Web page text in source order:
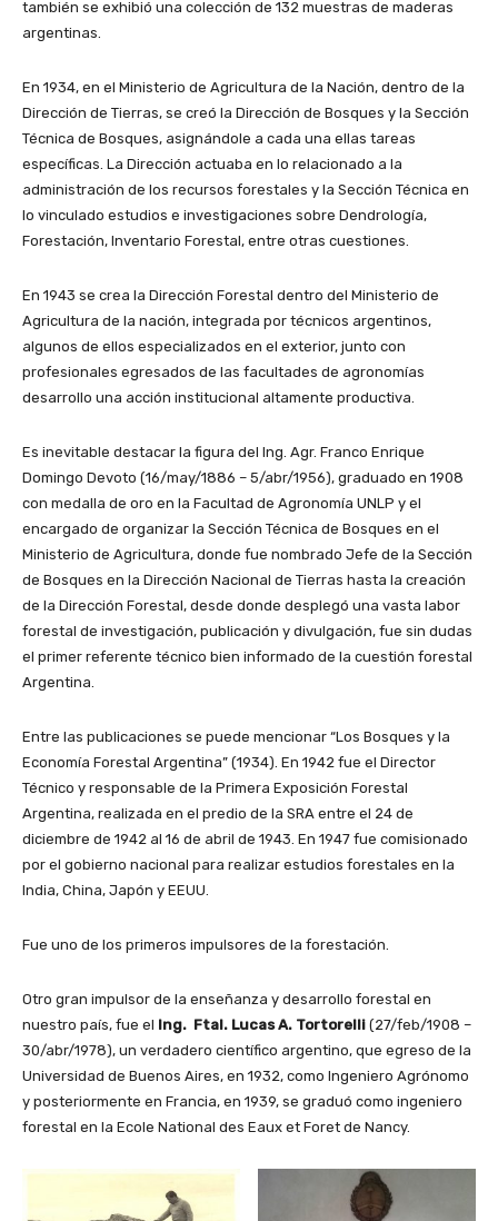
también se exhibió una colección de 132 muestras de maderas
argentinas.
En 1934, en el Ministerio de Agricultura de la Nación, dentro de la
Dirección de Tierras, se creó la Dirección de Bosques y la Sección
Técnica de Bosques, asignándole a cada una ellas tareas
específicas. La Dirección actuaba en lo relacionado a la
administración de los recursos forestales y la Sección Técnica en
lo vinculado estudios e investigaciones sobre Dendrología,
Forestación, Inventario Forestal, entre otras cuestiones.
En 1943 se crea la Dirección Forestal dentro del Ministerio de
Agricultura de la nación, integrada por técnicos argentinos,
algunos de ellos especializados en el exterior, junto con
profesionales egresados de las facultades de agronomías
desarrollo una acción institucional altamente productiva.
Es inevitable destacar la figura del Ing. Agr. Franco Enrique
Domingo Devoto (16/may/1886 – 5/abr/1956), graduado en 1908
con medalla de oro en la Facultad de Agronomía UNLP y el
encargado de organizar la Sección Técnica de Bosques en el
Ministerio de Agricultura, donde fue nombrado Jefe de la Sección
de Bosques en la Dirección Nacional de Tierras hasta la creación
de la Dirección Forestal, desde donde desplegó una vasta labor
forestal de investigación, publicación y divulgación, fue sin dudas
el primer referente técnico bien informado de la cuestión forestal
Argentina.
Entre las publicaciones se puede mencionar “Los Bosques y la
Economía Forestal Argentina” (1934). En 1942 fue el Director
Técnico y responsable de la Primera Exposición Forestal
Argentina, realizada en el predio de la SRA entre el 24 de
diciembre de 1942 al 16 de abril de 1943. En 1947 fue comisionado
por el gobierno nacional para realizar estudios forestales en la
India, China, Japón y EEUU.
Fue uno de los primeros impulsores de la forestación.
Otro gran impulsor de la enseñanza y desarrollo forestal en
nuestro país, fue el Ing. Ftal. Lucas A. Tortorelli (27/feb/1908 –
30/abr/1978), un verdadero científico argentino, que egreso de la
Universidad de Buenos Aires, en 1932, como Ingeniero Agrónomo
y posteriormente en Francia, en 1939, se graduó como ingeniero
forestal en la Ecole National des Eaux et Foret de Nancy.